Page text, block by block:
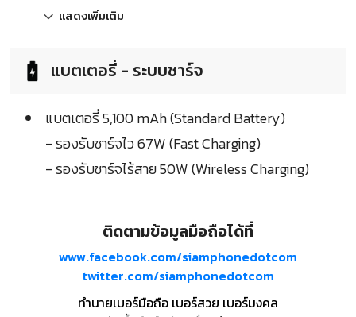
แสดงเพิ่มเติม
แบตเตอรี่ - ระบบชาร์จ
แบตเตอรี่ 5,100 mAh (Standard Battery)
- รองรับชาร์จไว 67W (Fast Charging)
- รองรับชาร์จไร้สาย 50W (Wireless Charging)
ติดตามข้อมูลมือถือได้ที่
www.facebook.com/siamphonedotcom
twitter.com/siamphonedotcom
ทำนายเบอร์มือถือ เบอร์สวย เบอร์มงคล